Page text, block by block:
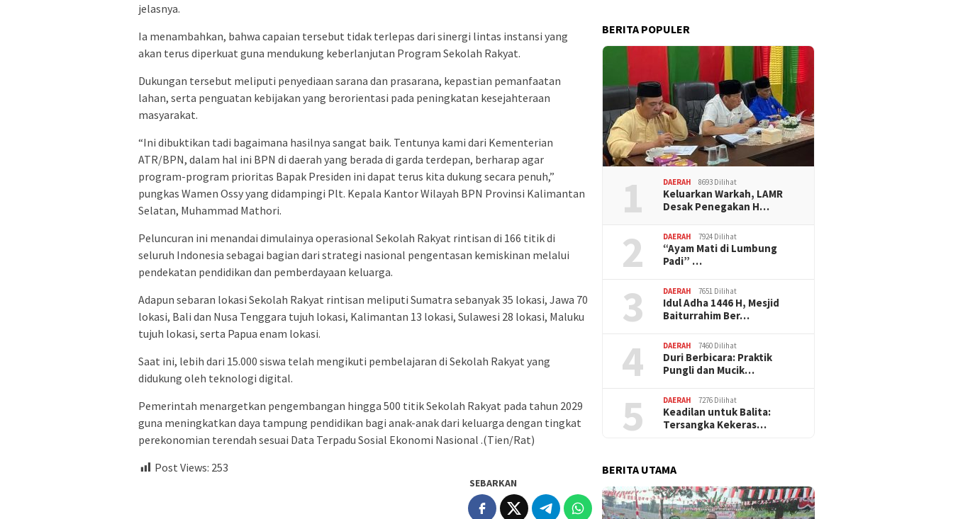
jelasnya.
Ia menambahkan, bahwa capaian tersebut tidak terlepas dari sinergi lintas instansi yang
akan terus diperkuat guna mendukung keberlanjutan Program Sekolah Rakyat.
Dukungan tersebut meliputi penyediaan sarana dan prasarana, kepastian pemanfaatan
lahan, serta penguatan kebijakan yang berorientasi pada peningkatan kesejahteraan
masyarakat.
“Ini dibuktikan tadi bagaimana hasilnya sangat baik. Tentunya kami dari Kementerian
ATR/BPN, dalam hal ini BPN di daerah yang berada di garda terdepan, berharap agar
program-program prioritas Bapak Presiden ini dapat terus kita dukung secara penuh,”
pungkas Wamen Ossy yang didampingi Plt. Kepala Kantor Wilayah BPN Provinsi Kalimantan
Selatan, Muhammad Mathori.
Peluncuran ini menandai dimulainya operasional Sekolah Rakyat rintisan di 166 titik di
seluruh Indonesia sebagai bagian dari strategi nasional pengentasan kemiskinan melalui
pendekatan pendidikan dan pemberdayaan keluarga.
Adapun sebaran lokasi Sekolah Rakyat rintisan meliputi Sumatra sebanyak 35 lokasi, Jawa 70
lokasi, Bali dan Nusa Tenggara tujuh lokasi, Kalimantan 13 lokasi, Sulawesi 28 lokasi, Maluku
tujuh lokasi, serta Papua enam lokasi.
Saat ini, lebih dari 15.000 siswa telah mengikuti pembelajaran di Sekolah Rakyat yang
didukung oleh teknologi digital.
Pemerintah menargetkan pengembangan hingga 500 titik Sekolah Rakyat pada tahun 2029
guna meningkatkan daya tampung pendidikan bagi anak-anak dari keluarga dengan tingkat
perekonomian terendah sesuai Data Terpadu Sosial Ekonomi Nasional .(Tien/Rat)
Post Views: 253
SEBARKAN
BERITA POPULER
1 DAERAH 8693 Dilihat
Keluarkan Warkah, LAMR
Desak Penegakan H…
2 DAERAH 7924 Dilihat
“Ayam Mati di Lumbung
Padi” …
3 DAERAH 7651 Dilihat
Idul Adha 1446 H, Mesjid
Baiturrahim Ber…
4 DAERAH 7460 Dilihat
Duri Berbicara: Praktik
Pungli dan Mucik…
5 DAERAH 7276 Dilihat
Keadilan untuk Balita:
Tersangka Kekeras…
BERITA UTAMA